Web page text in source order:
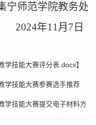
宁师范学院教务处
2024年11月7日
学技能大赛评分表.docx】
学技能大赛参赛选手推荐
学技能大赛提交电子材料方